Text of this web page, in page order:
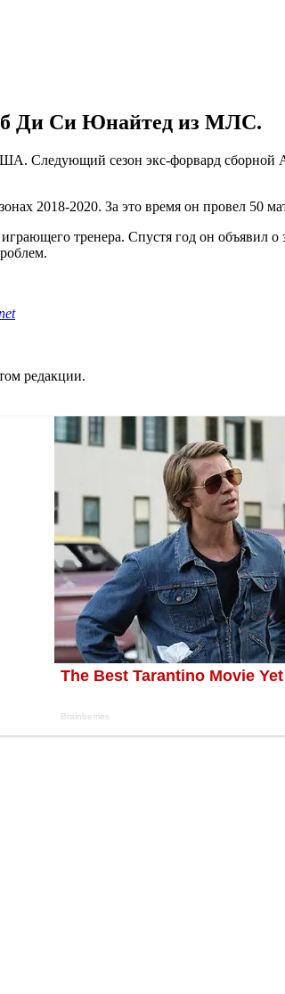
Ди Си Юнайтед из МЛС.
Следующий сезон экс-форвард сборной
2018-2020. За это время он провел 50
тренера. Спустя год он объявил о
редакции.